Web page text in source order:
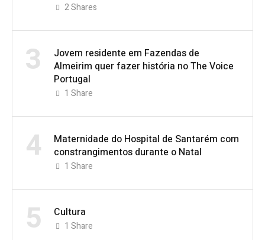
2Shares
3
Jovem residente em Fazendas de
Almeirim quer fazer história no The Voice
Portugal
1 Share
4
Maternidade do Hospital de Santarém com
constrangimentos durante o Natal
1 Share
5 Cultura
1 Share